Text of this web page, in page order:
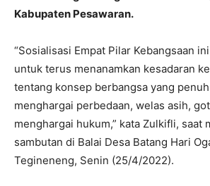
Kabupaten Pesawaran.
“Sosialisasi Empat Pilar Kebangsaan
untuk terus menanamkan kesadaran
tentang konsep berbangsa yang
menghargai perbedaan, welas asih,
menghargai hukum,” kata Zulkifli, saat
sambutan di Balai Desa Batang Hari
Tegineneng, Senin (25/4/2022).